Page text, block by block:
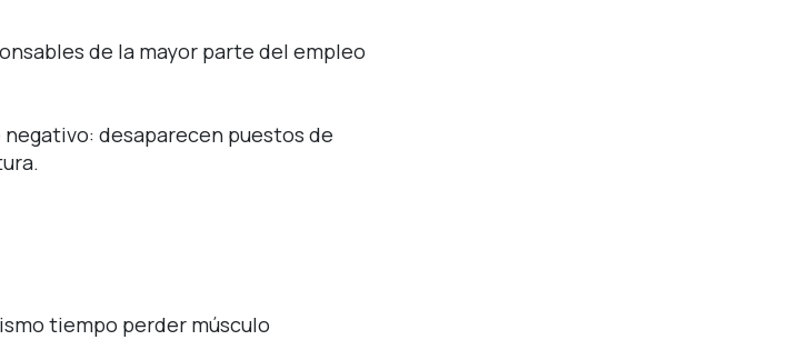
de la mayor parte del empleo
negativo: desaparecen puestos de
tiempo perder músculo